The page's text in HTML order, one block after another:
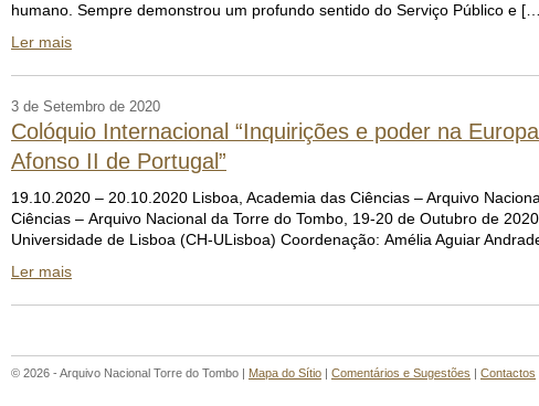
humano. Sempre demonstrou um profundo sentido do Serviço Público e
Ler mais
3 de Setembro de 2020
Colóquio Internacional “Inquirições e poder na
Afonso II de Portugal”
19.10.2020 – 20.10.2020 Lisboa, Academia das Ciências – Arquivo
Ciências – Arquivo Nacional da Torre do Tombo, 19-20 de Outubro de
Universidade de Lisboa (CH-ULisboa) Coordenação: Amélia Aguiar
Ler mais
© 2026 - Arquivo Nacional Torre do Tombo | Mapa do Sítio | Comentários e Sugestões | Contactos